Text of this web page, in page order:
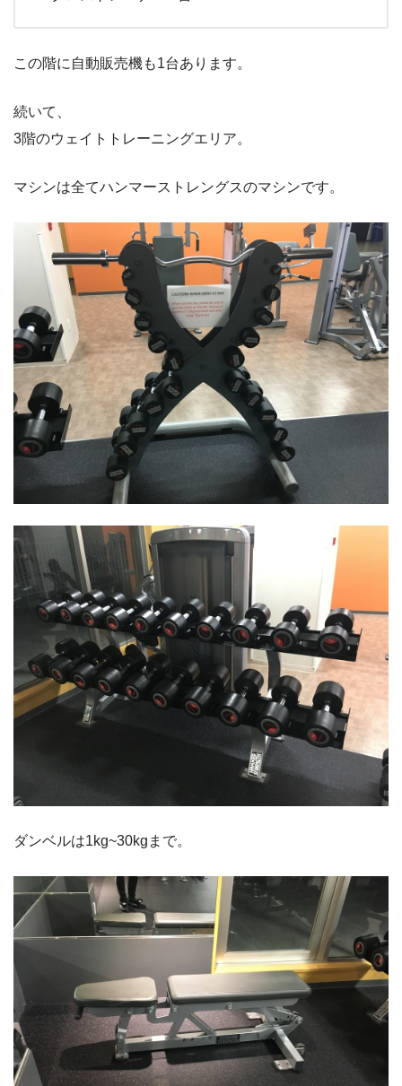
この階に自動販売機も1台あります。
続いて、
3階のウェイトトレーニングエリア。
マシンは全てハンマーストレングスのマシンです。
ダンベルは1kg~30kgまで。